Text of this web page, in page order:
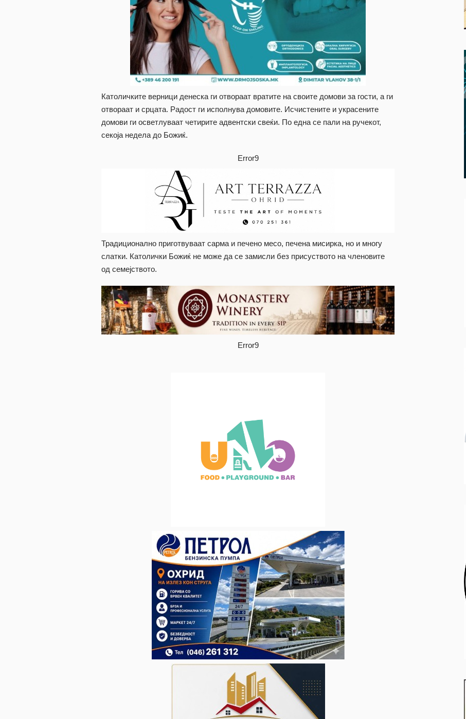
Католичките верници денеска ги отвораат вратите на своите домови за гости, а ги
отвораат и срцата. Радост ги исполнува домовите. Исчистените и украсените
домови ги осветлуваат четирите адвентски свеќи. По една се пали на ручекот,
секоја недела до Божиќ.
Error9
Традиционално приготвуваат сарма и печено месо, печена мисирка, но и многу
слатки. Католички Божиќ не може да се замисли без присуството на членовите
од семејството.
Error9